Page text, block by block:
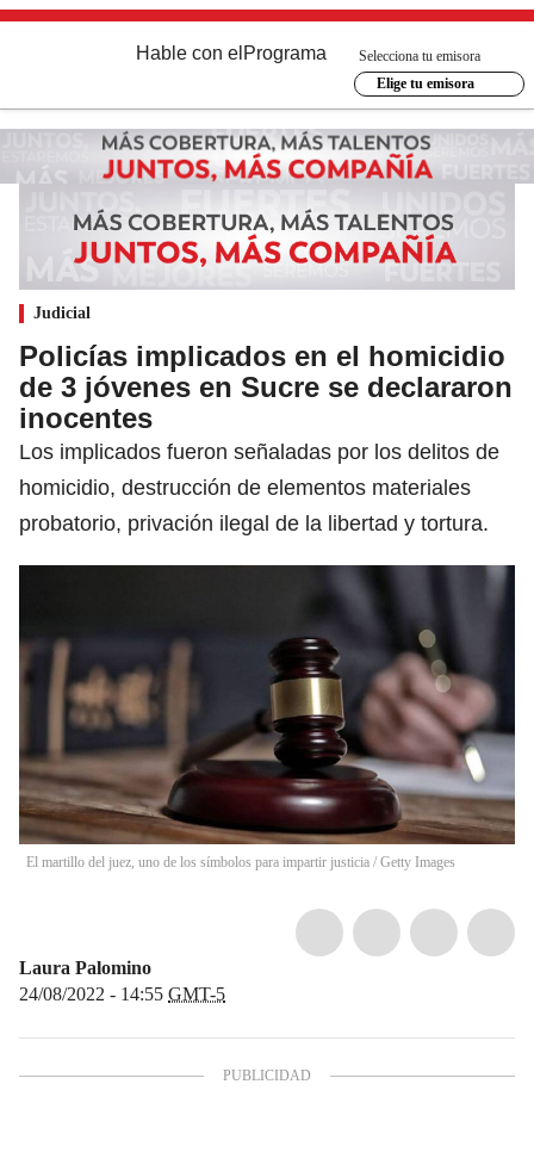
Hable con el Programa
Selecciona tu emisora
Elige tu emisora
Judicial
Policías implicados en el homicidio
de 3 jóvenes en Sucre se declararon
inocentes
Los implicados fueron señaladas por los delitos de
homicidio, destrucción de elementos materiales
probatorio, privación ilegal de la libertad y tortura.
El martillo del juez, uno de los símbolos para impartir justicia / Getty Images
Laura Palomino
24/08/2022 - 14:55 GMT-5